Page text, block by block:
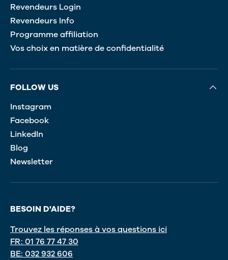
Revendeurs Login
Revendeurs Info
Programme affiliation
Vos choix en matière de confidentialité
FOLLOW US
Instagram
Facebook
LinkedIn
Blog
Newsletter
BESOIN D'AIDE?
Trouvez les réponses à vos questions ici
FR: 01 76 77 47 30
BE: 032 932 606